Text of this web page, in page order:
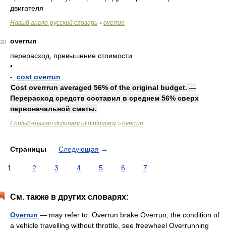
двигателя
Новый англо-русский словарь > overrun
20
overrun
перерасход, превышение стоимости
•
- cost overrun
Cost overrrun averaged 56% of the original budget. —
Перерасход средств составил в среднем 56% сверх
первоначальной сметы.
English-russian dctionary of diplomacy> overrun
Страницы Следующая →
1 2 3 4 5 6 7
См. также в других словарях:
Overrun — may refer to: Overrun brake Overrun, the condition of
a vehicle travelling without throttle, see freewheel Overrunning